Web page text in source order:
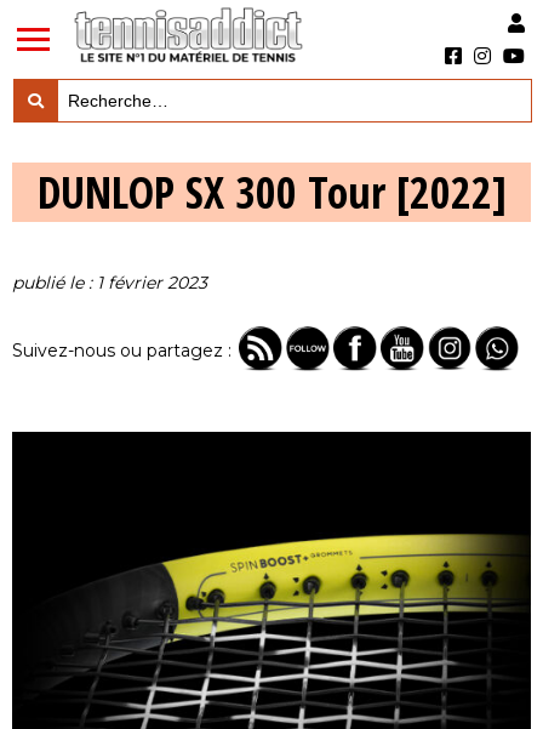
LES ACTUS MARQUES & PRODUITS
LES GUIDES DU MATERIEL
DUNLOP SX 300 Tour [2022]
publié le : 1 février 2023
Suivez-nous ou partagez :